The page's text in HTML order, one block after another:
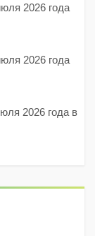
2026 года
2026 года
2026 года в